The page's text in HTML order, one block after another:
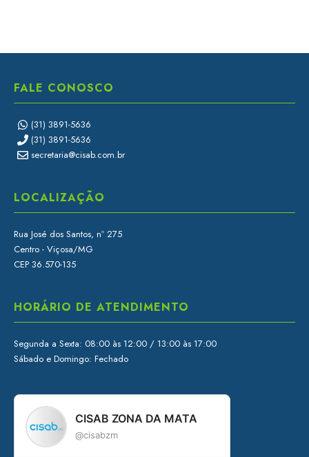
FALE CONOSCO
(31) 3891-5636
(31) 3891-5636
secretaria@cisab.com.br
LOCALIZAÇÃO
Rua José dos Santos, nº 275
Centro - Viçosa/MG
CEP 36.570-135
HORÁRIO DE ATENDIMENTO
Segunda a Sexta: 08:00 às 12:00 / 13:00 às 17:00
Sábado e Domingo: Fechado
CISAB ZONA DA MATA
@cisabzm